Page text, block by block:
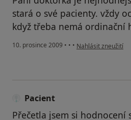
stará o své pacienty. vždy
když třeba nemá ordinační
10. prosince 2009 • • • podle názoru
Nahlásit zneužití
Pacient
Přečetla jsem si hodnocení